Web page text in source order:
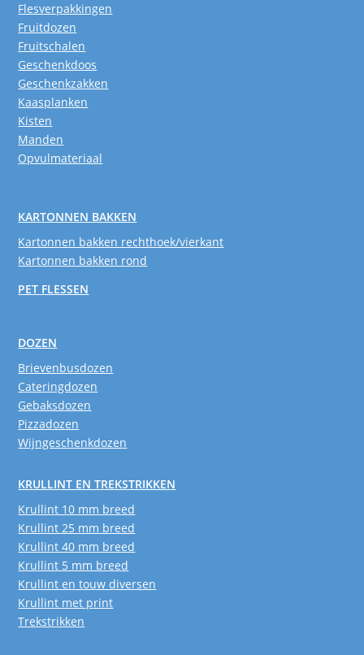
Flesverpakkingen
Fruitdozen
Fruitschalen
Geschenkdoos
Geschenkzakken
Kaasplanken
Kisten
Manden
Opvulmateriaal
KARTONNEN BAKKEN
Kartonnen bakken rechthoek/vierkant
Kartonnen bakken rond
PET FLESSEN
DOZEN
Brievenbusdozen
Cateringdozen
Gebaksdozen
Pizzadozen
Wijngeschenkdozen
KRULLINT EN TREKSTRIKKEN
Krullint 10 mm breed
Krullint 25 mm breed
Krullint 40 mm breed
Krullint 5 mm breed
Krullint en touw diversen
Krullint met print
Trekstrikken